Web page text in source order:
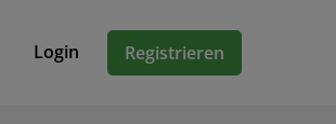
Login Registrieren